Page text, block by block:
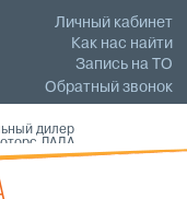
Личный кабинет
Как нас найти
Запись на ТО
Обратный звонок
дилер
ЛАДА